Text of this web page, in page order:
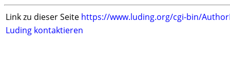
Link zu dieser Seite https://www.luding.org/cgi-bin/
Luding kontaktieren